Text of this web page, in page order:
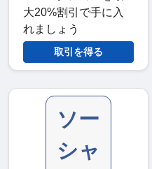
大20%割引で手に入
れましょう
取引を得る
ソー
シャ